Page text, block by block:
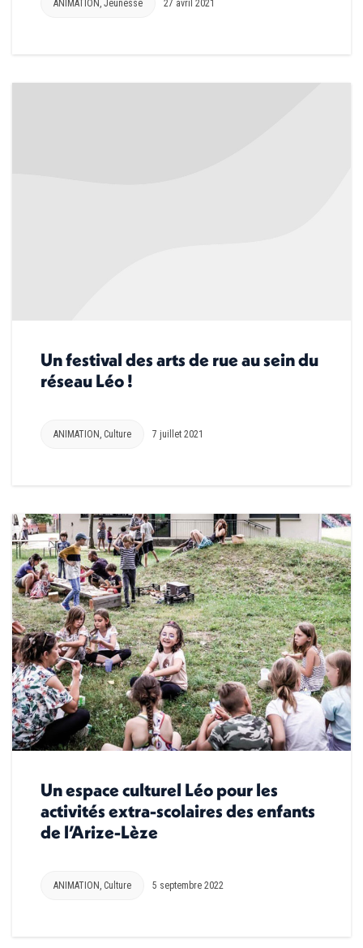
ANIMATION , Jeunesse 27 avril 2021
Un festival des arts de rue au sein du
réseau Léo !
ANIMATION Culture 7 juillet 2021
Un espace culturel Léo pour les
activités extra-scolaires des enfants
de l’Arize-Lèze
ANIMATION , Culture 5 septembre 2022